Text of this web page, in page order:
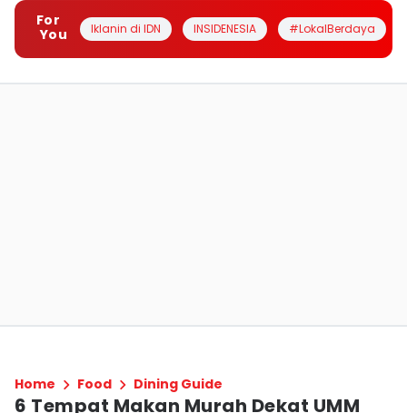
For
You
Iklanin di IDN INSIDENESIA #LokalBerdaya
Home Food Dining Guide
6 Tempat Makan Murah Dekat UMM